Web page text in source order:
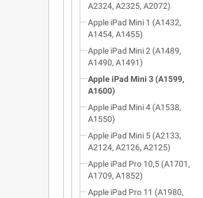
A2324, A2325, A2072)
Apple iPad Mini 1 (A1432,
A1454, A1455)
Apple iPad Mini 2 (A1489,
A1490, A1491)
Apple iPad Mini 3 (A1599,
A1600)
Apple iPad Mini 4 (A1538,
A1550)
Apple iPad Mini 5 (A2133,
A2124, A2126, A2125)
Apple iPad Pro 10,5 (A1701,
A1709, A1852)
Apple iPad Pro 11 (A1980,